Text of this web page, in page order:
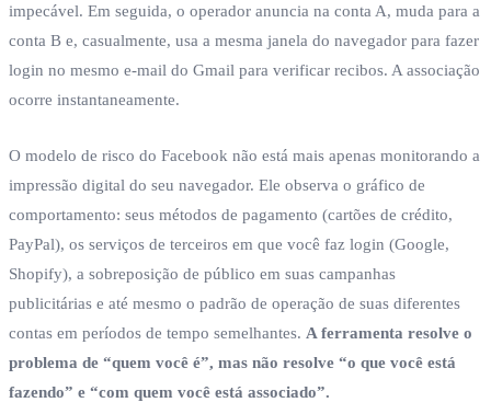
impecável. Em seguida, o operador anuncia na conta A, muda para a
conta B e, casualmente, usa a mesma janela do navegador para fazer
login no mesmo e-mail do Gmail para verificar recibos. A associação
ocorre instantaneamente.
O modelo de risco do Facebook não está mais apenas monitorando a
impressão digital do seu navegador. Ele observa o gráfico de
comportamento: seus métodos de pagamento (cartões de crédito,
PayPal), os serviços de terceiros em que você faz login (Google,
Shopify), a sobreposição de público em suas campanhas
publicitárias e até mesmo o padrão de operação de suas diferentes
contas em períodos de tempo semelhantes. A ferramenta resolve o
problema de “quem você é”, mas não resolve “o que você está
fazendo” e “com quem você está associado”.